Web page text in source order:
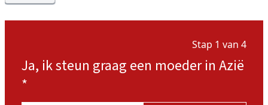
Stap 1 van 4
Ja, ik steun graag een moeder in Azië
*